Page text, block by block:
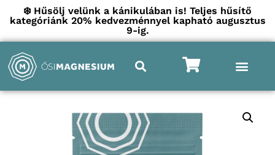
❄️ Hűsölj velünk a kánikulában is! Teljes hűsítő
kategóriánk 20% kedvezménnyel kapható augusztus
9-ig.